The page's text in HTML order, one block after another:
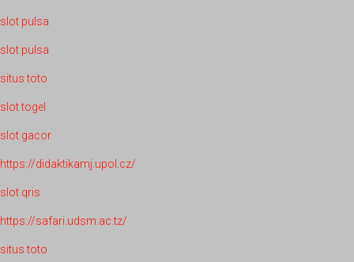
slot pulsa
slot pulsa
situs toto
slot togel
slot gacor
https://didaktikamj.upol.cz/
slot qris
https://safari.udsm.ac.tz/
situs toto